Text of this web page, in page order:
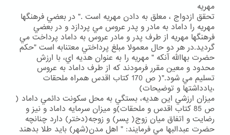
مهريه
تحقق ازدواج ، معلق به دادن مهريه است ." در بعضي فرهنگها
مهريه را داماد به مادر و پدر عروس مي پردازد و در بعضي
فرهنگها مهريه از طرف پدر و مادر عروس به داماد پرداخت مي
گرديد.در هر دو حال معمولا مبلغ پرداختي معتنابه است "حكم
حضرت بهاالله آنكه " مهريه را به عنوان هديه اي، با ارزش
محدود و معين مقرر فرمودند كه از طرف داماد به عروس
تسليم مي شود."( ص 170 كتاب اقدس همراه ملحقات
،يادداشتها و توضيحات)
ميزان ارزشي اين هديه، بستگي به محل سكونت دائمي داماد (
ص 85 كتاب اقدس و ملحقات)و ميزان سرمايه داماد و نيز و
رضايت و اتفاق ميان زوج( پسر) و زوجه(دختر) دارد چنانچه
حضرت عبدالبها مي فرمايند: " اهل مدن(شهر) بايد طلا بدهند